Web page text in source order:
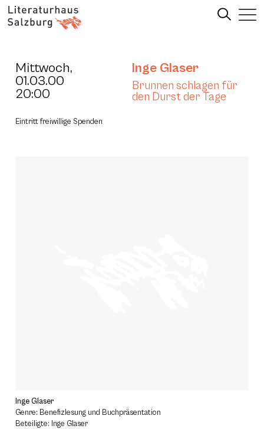
Mittwoch,
01.03.00
20:00
Inge Glaser
Brunnen schlagen für
den Durst der Tage
Eintritt freiwillige Spenden
Inge Glaser
Genre: Benefizlesung und Buchpräsentation
Beteiligte: Inge Glaser